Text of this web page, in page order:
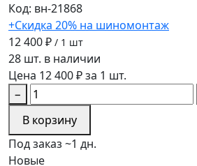
Код: вн-21868
+Скидка 20% на шиномонтаж
12 400 ₽ / 1 шт
28 шт. в наличии
Цена 12 400 ₽ за 1 шт.
−
В корзину
Под заказ ~1 дн.
Новые